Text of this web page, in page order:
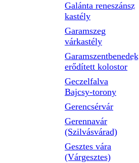
Galánta reneszánsz
kastély
Garamszeg
várkastély
Garamszentbenedek
erődített kolostor
Geczelfalva
Bajcsy-torony
Gerencsérvár
Gerennavár
(Szilvásvárad)
Gesztes vára
(Várgesztes)